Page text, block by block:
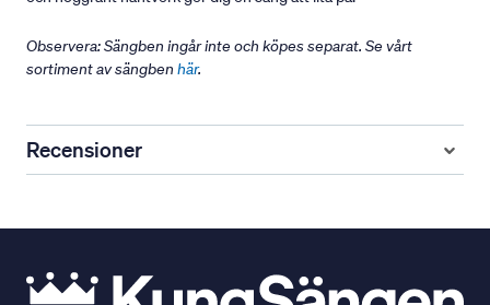
Observera: Sängben ingår inte och köpes separat. Se vårt
sortiment av sängben här.
Recensioner